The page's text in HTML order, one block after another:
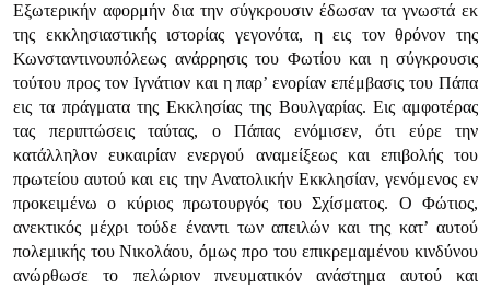
Εξωτερικήν αφορμήν δια την σύγκρουσιν έδωσαν τα γνωστά εκ
της εκκλησιαστικής ιστορίας γεγονότα, η εις τον θρόνον της
Κωνσταντινουπόλεως ανάρρησις του Φωτίου και η σύγκρουσις
τούτου προς τον Ιγνάτιον και η παρ’ ενορίαν επέμβασις του Πάπα
εις τα πράγματα της Εκκλησίας της Βουλγαρίας. Εις αμφοτέρας
τας περιπτώσεις ταύτας, ο Πάπας ενόμισεν, ότι εύρε την
κατάλληλον ευκαιρίαν ενεργού αναμείξεως και επιβολής του
πρωτείου αυτού και εις την Ανατολικήν Εκκλησίαν, γενόμενος εν
προκειμένω ο κύριος πρωτουργός του Σχίσματος. Ο Φώτιος,
ανεκτικός μέχρι τούδε έναντι των απειλών και της κατ’ αυτού
πολεμικής του Νικολάου, όμως προ του επικρεμαμένου κινδύνου
ανώρθωσε το πελώριον πνευματικόν ανάστημα αυτού και